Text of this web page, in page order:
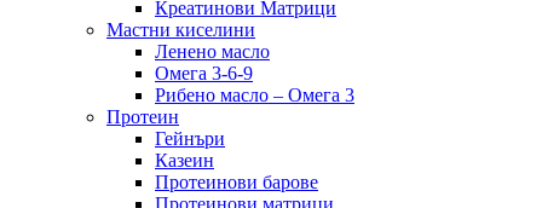
Креатинови Матрици
Мастни киселини
Ленено масло
Омега 3-6-9
Рибено масло – Омега 3
Протеин
Гейнъри
Казеин
Протеинови барове
Протеинови матрици